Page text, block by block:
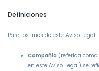
Definiciones
Para los fines de este Aviso Legal:
Compañía (referida como
en este Aviso Legal) se